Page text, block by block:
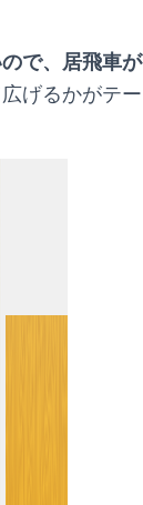
で、居飛車が
げるかがテー